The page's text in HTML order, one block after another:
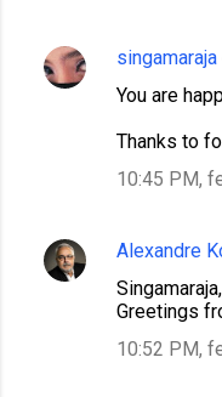
singamaraja
You are
Thanks to
10:45 PM,
Alexandre
Greetings
10:52 PM,